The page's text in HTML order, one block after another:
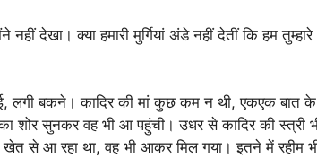
नहीं देखा। क्या हमारी मुर्गियां अंडे नहीं देतीं कि हम
बकने। कादिर की मां कुछ कम न थी, एकएक बात के
शोर सुनकर वह भी आ पहुंची। उधर से कादिर की स्त्री
से आ रहा था, वह भी आकर मिल गया। इतने में रहीम भी